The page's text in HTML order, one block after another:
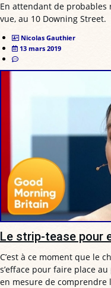
En attendant de probables
vue, au 10 Downing Street.
Nicolas Gauthier
13 mars 2019
Le strip-tease pour
C’est à ce moment que le
s’efface pour faire place
en mesure de comprendre